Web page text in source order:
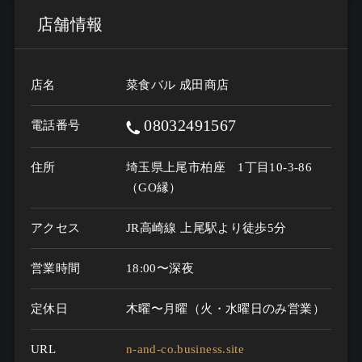
店舗情報
店名 菜食バル 成田商店
電話番号 08032491567
住所
埼玉県上尾市柏座 1丁目10-3-86
（GO縁）
アクセス JR高崎線 上尾駅より徒歩5分
営業時間 18:00〜深夜
定休日 木曜〜月曜（火・水曜日のみ営業）
URL n-and-co.business.site